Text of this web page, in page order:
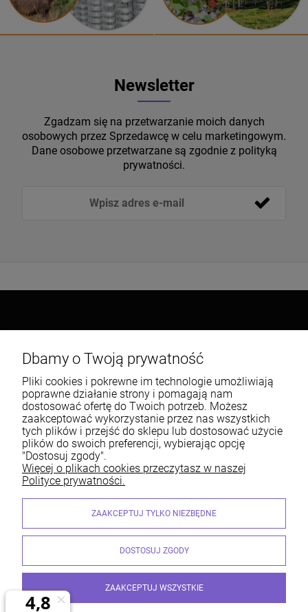
Newsletter
Zgadzam się na przetwarzanie moich danych
osobowych przez Sprzedawcę w celu marketingowym.
Dane osobowe przetwarzane są zgodnie z polityką
prywatności.
Warunki zakupów
Moje konto
Informacje o sklepie
sklep@centrumgrodzenia.pl Tel.: 185474126 | NIP: 7340002125 REGON:
490217228
Dbamy o Twoją prywatność
Pliki cookies i pokrewne im technologie umożliwiają
poprawne działanie strony i pomagają nam
dostosować ofertę do Twoich potrzeb. Możesz
zaakceptować wykorzystanie przez nas wszystkich
tych plików i przejść do sklepu lub dostosować użycie
plików do swoich preferencji, wybierając opcję
"Dostosuj zgody".
Więcej o plikach cookies przeczytasz w naszej
Polityce prywatności.
ZAAKCEPTUJ TYLKO NIEZBĘDNE
DOSTOSUJ ZGODY
ZAAKCEPTUJ WSZYSTKIE